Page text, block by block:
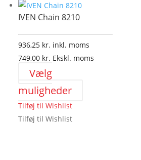
IVEN Chain 8210
936,25 kr. inkl. moms
749,00 kr. Ekskl. moms
Vælg
muligheder
Tilføj til Wishlist
Tilføj til Wishlist